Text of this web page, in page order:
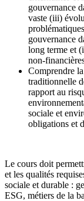
gouvernance
vaste (iii)
gouvernance
long terme et
non-
Comprendre
traditionnelle
rapport au
sociale et
obligations et
Le cours doit
et les qualités
sociale et durable :
ESG, métiers de la